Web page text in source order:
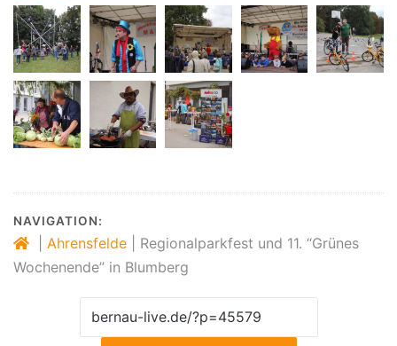
NAVIGATION:
Ahrensfelde
Regionalparkfest und 11. “Grünes
Wochenende” in Blumberg